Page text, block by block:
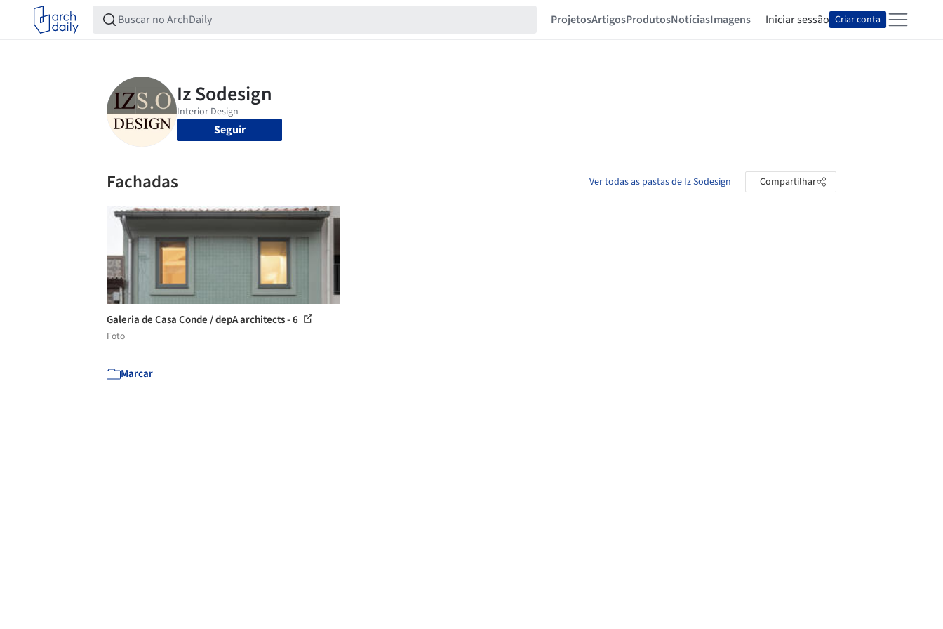
ProjetosArtigosProdutosNotíciasImagens Iniciar sessão Criar conta
Seguir
Fachadas Ver todas as pastas de Iz Sodesign Compartilhar
Galeria de Casa Conde / depA architects - 6
Foto
Marcar